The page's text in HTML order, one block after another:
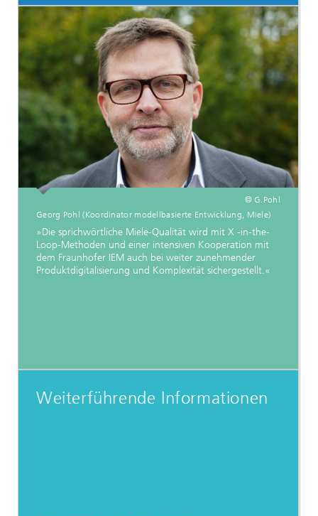
© G.Pohl
Georg Pohl (Koordinator modellbasierte Entwicklung, Miele)
»Die sprichwörtliche Miele-Qualität wird mit X -in-the-
Loop-Methoden und einer intensiven Kooperation mit
dem Fraunhofer IEM auch bei weiter zunehmender
Produktdigitalisierung und Komplexität sichergestellt.«
Weiterführende Informationen